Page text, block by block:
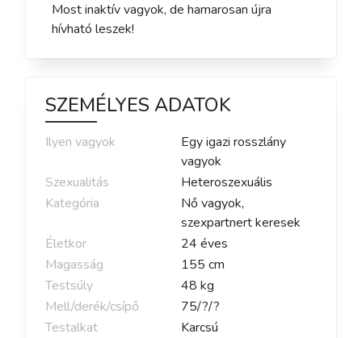
Most inaktív vagyok, de hamarosan újra
hívható leszek!
SZEMÉLYES ADATOK
Ilyen vagyok
Egy igazi rosszlány
vagyok
Szexualitás
Heteroszexuális
Kategória
Nő vagyok,
szexpartnert keresek
Életkor
24 éves
Magasság
155 cm
Testsúly
48 kg
Mell/derék/csípő
75/?/?
Testalkat
Karcsú